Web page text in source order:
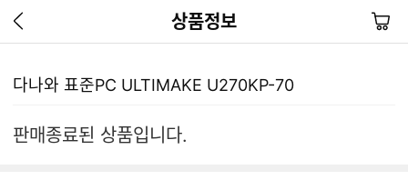
상품정보
이
지
기
장
바
다나와 표준PC ULTIMAKE U270KP-70
판매종료된 상품입니다.